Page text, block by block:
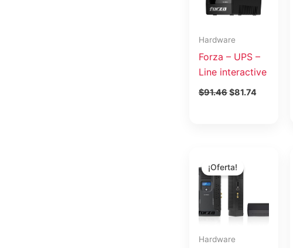
Hardware
Forza – UPS –
Line interactive
$91.46$81.74
¡Oferta!
Hardware
precio
original
era:
$111.86.